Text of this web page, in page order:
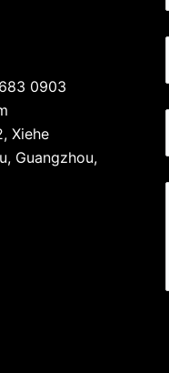
0903
Xiehe
Guangzhou,